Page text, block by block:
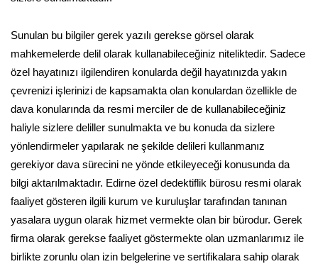
Sunulan bu bilgiler gerek yazılı gerekse görsel olarak
mahkemelerde delil olarak kullanabileceğiniz niteliktedir. Sadece
özel hayatınızı ilgilendiren konularda değil hayatınızda yakın
çevrenizi işlerinizi de kapsamakta olan konulardan özellikle de
dava konularında da resmi merciler de de kullanabileceğiniz
haliyle sizlere deliller sunulmakta ve bu konuda da sizlere
yönlendirmeler yapılarak ne şekilde delileri kullanmanız
gerekiyor dava sürecini ne yönde etkileyeceği konusunda da
bilgi aktarılmaktadır. Edirne özel dedektiflik bürosu resmi olarak
faaliyet gösteren ilgili kurum ve kuruluşlar tarafından tanınan
yasalara uygun olarak hizmet vermekte olan bir bürodur. Gerek
firma olarak gerekse faaliyet göstermekte olan uzmanlarımız ile
birlikte zorunlu olan izin belgelerine ve sertifikalara sahip olarak